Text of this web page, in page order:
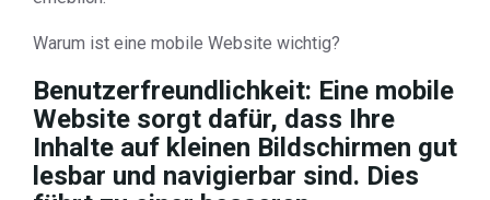
Warum ist eine mobile Website wichtig?
Benutzerfreundlichkeit: Eine mobile
Website sorgt dafür, dass Ihre
Inhalte auf kleinen Bildschirmen gut
lesbar und navigierbar sind. Dies